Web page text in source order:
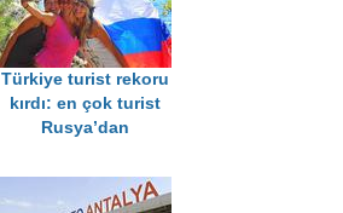
Türkiye turist rekoru
kırdı: en çok turist
Rusya’dan